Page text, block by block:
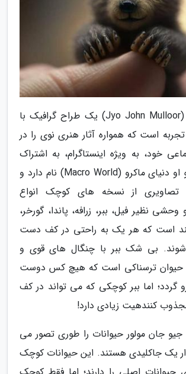
جیو جان مولور (Jyo John Mulloor) یک طراح گرافیک با
10 سال تجربه است که همواره آثار هنری نوی را در
خود، به ویژه اینستاگرام، به اشتراک
می گذارد. اثر نو او دنیای ماکرو (Macro World) نام دارد و
تصاویری از نسخه های کوچک انواع
نظیر فیل، ببر، زرافه، پاندا، گورخر،
است که هر یک به راحتی در کف دست
بی شک ببر با چنگال های قوی و
حیوان ترسناکی است که هیچ کس دوست
گردد؛ اما ببر کوچکی که می تواند در کف
کنندهیت زیادی دارد!
جیو جان مولور حیوانات را طوری تصور می
یک جاکلیدی هستند. این حیوانات کوچک